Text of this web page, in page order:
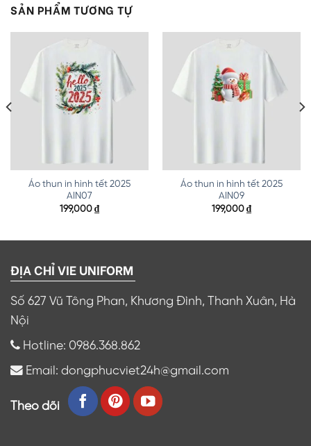
SẢN PHẨM TƯƠNG TỰ
Áo thun in hình tết 2025
AIN07
199,000 ₫
Áo thun in hình tết 2025
AIN09
199,000 ₫
ĐỊA CHỈ VIE UNIFORM
Số 627 Vũ Tông Phan, Khương Đình, Thanh Xuân, Hà
Nội
Hotline: 0986.368.862
Email: dongphucviet24h@gmail.com
Theo dõi